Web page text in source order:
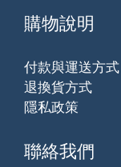
購物說明
付款與運送方式
退換貨方式
隱私政策
聯絡我們